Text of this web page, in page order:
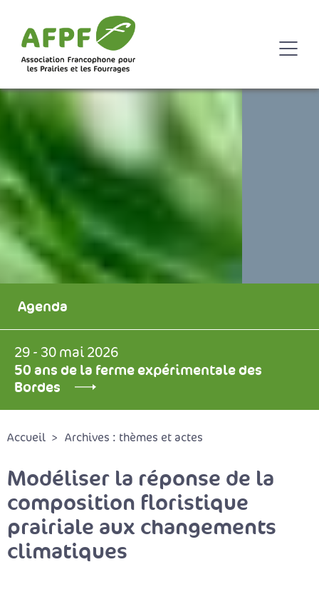
Agenda
29 - 30 mai 2026
50 ans de la ferme expérimentale des
Bordes
Accueil Archives : thèmes et actes
Modéliser la réponse de la
composition floristique
prairiale aux changements
climatiques